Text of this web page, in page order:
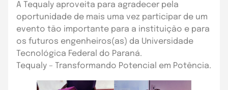
A Tequaly aproveita para agradecer pela
oportunidade de mais uma vez participar de um
evento tão importante para a instituição e para
os futuros engenheiros(as) da Universidade
Tecnológica Federal do Paraná.
Tequaly – Transformando Potencial em Potência.